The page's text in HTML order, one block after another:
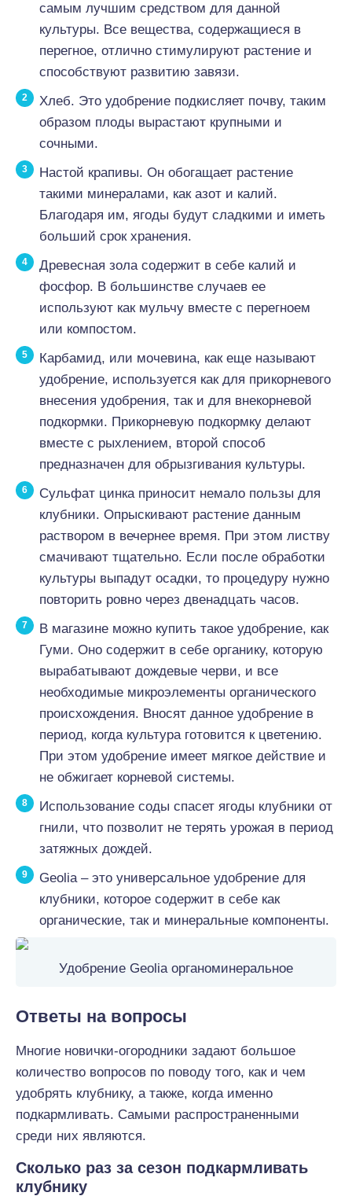
самым лучшим средством для данной
культуры. Все вещества, содержащиеся в
перегное, отлично стимулируют растение и
способствуют развитию завязи.
Хлеб. Это удобрение подкисляет почву, таким
образом плоды вырастают крупными и
сочными.
Настой крапивы. Он обогащает растение
такими минералами, как азот и калий.
Благодаря им, ягоды будут сладкими и иметь
больший срок хранения.
Древесная зола содержит в себе калий и
фосфор. В большинстве случаев ее
используют как мульчу вместе с перегноем
или компостом.
Карбамид, или мочевина, как еще называют
удобрение, используется как для прикорневого
внесения удобрения, так и для внекорневой
подкормки. Прикорневую подкормку делают
вместе с рыхлением, второй способ
предназначен для обрызгивания культуры.
Сульфат цинка приносит немало пользы для
клубники. Опрыскивают растение данным
раствором в вечернее время. При этом листву
смачивают тщательно. Если после обработки
культуры выпадут осадки, то процедуру нужно
повторить ровно через двенадцать часов.
В магазине можно купить такое удобрение, как
Гуми. Оно содержит в себе органику, которую
вырабатывают дождевые черви, и все
необходимые микроэлементы органического
происхождения. Вносят данное удобрение в
период, когда культура готовится к цветению.
При этом удобрение имеет мягкое действие и
не обжигает корневой системы.
Использование соды спасет ягоды клубники от
гнили, что позволит не терять урожая в период
затяжных дождей.
Geolia – это универсальное удобрение для
клубники, которое содержит в себе как
органические, так и минеральные компоненты.
Удобрение Geolia органоминеральное
Ответы на вопросы
Многие новички-огородники задают большое
количество вопросов по поводу того, как и чем
удобрять клубнику, а также, когда именно
подкармливать. Самыми распространенными
среди них являются.
Сколько раз за сезон подкармливать
клубнику